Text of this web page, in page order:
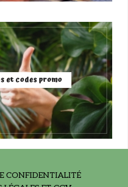
et codes promo
CONFIDENTIALITÉ